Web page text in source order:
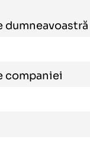
dumneavoastră
companiei